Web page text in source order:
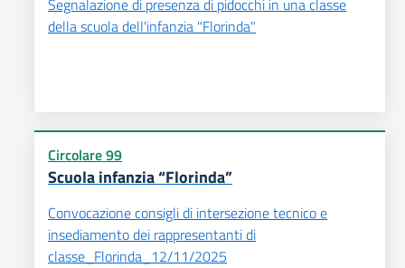
Segnalazione di presenza di pidocchi in una classe
della scuola dell'infanzia "Florinda"
Circolare 99
Scuola infanzia “Florinda”
Convocazione consigli di intersezione tecnico e
insediamento dei rappresentanti di
classe_Florinda_12/11/2025